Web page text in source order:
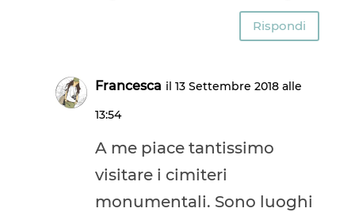
Rispondi
Francesca il 13 Settembre 2018 alle
13:54
A me piace tantissimo
visitare i cimiteri
monumentali. Sono luoghi